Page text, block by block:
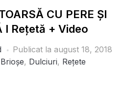
CU PERE ȘI
I Rețetă + Video
Publicat la august 18, 2018
, Dulciuri, Rețete